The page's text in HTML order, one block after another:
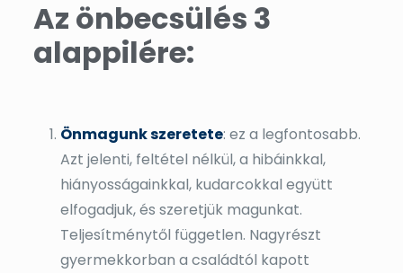
Az önbecsülés 3
alappilére:
Önmagunk szeretete: ez a legfontosabb.
Azt jelenti, feltétel nélkül, a hibáinkkal,
hiányosságainkkal, kudarcokkal együtt
elfogadjuk, és szeretjük magunkat.
Teljesítménytől független. Nagyrészt
gyermekkorban a családtól kapott